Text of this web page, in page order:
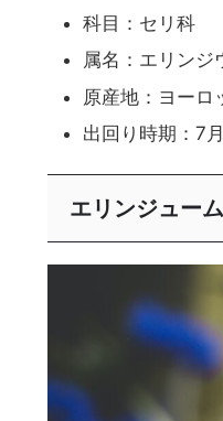
科目：セリ科
属名：エリンジ
原産地：ヨーロ
出回り時期：7
エリンジュー